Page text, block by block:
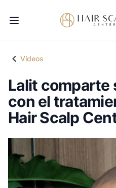
Hair
Vídeos
Lalit comparte
con el
Hair Scalp